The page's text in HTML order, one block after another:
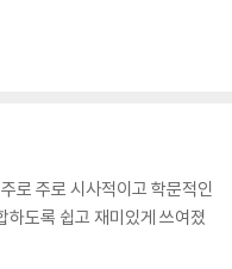
로 주로 시사적이고 학문적인
하도록 쉽고 재미있게 쓰여졌